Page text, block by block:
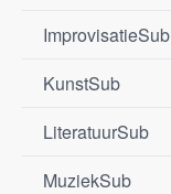
ImprovisatieSub
KunstSub
LiteratuurSub
MuziekSub